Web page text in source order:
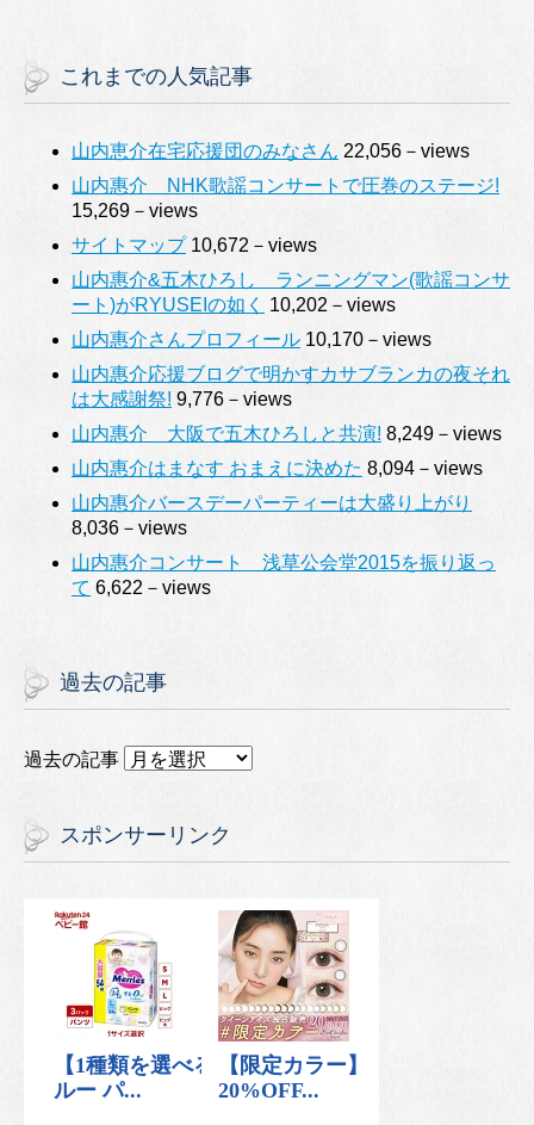
これまでの人気記事
山内恵介在宅応援団のみなさん 22,056－views
山内惠介 NHK歌謡コンサートで圧巻のステージ!
15,269－views
サイトマップ10,672－views
山内惠介&五木ひろし ランニングマン(歌謡コンサ
ート)がRYUSEIの如く
10,202－views
山内惠介さんプロフィール 10,170－views
山内惠介応援ブログで明かすカサブランカの夜それ
は大感謝祭! 9,776－views
山内惠介 大阪で五木ひろしと共演! 8,249－views
山内惠介はまなす おまえに決めた 8,094－views
山内惠介バースデーパーティーは大盛り上がり
8,036－views
山内惠介コンサート 浅草公会堂2015を振り返っ
て 6,622－views
過去の記事
過去の記事
スポンサーリンク